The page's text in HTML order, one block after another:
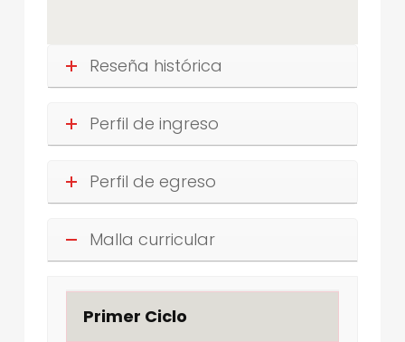
Reseña histórica
Perfil de ingreso
Perfil de egreso
Malla curricular
Primer Ciclo